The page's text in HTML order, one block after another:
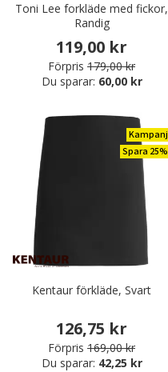
Toni Lee forkläde med fickor,
Randig
119,00 kr
Förpris 179,00 kr
Du sparar: 60,00 kr
Kampanj
Spara 25%
Kentaur förkläde, Svart
126,75 kr
Förpris 169,00 kr
Du sparar: 42,25 kr